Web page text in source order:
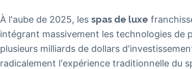
À l'aube de 2025, les spas de luxe
intégrant massivement les technologies de
plusieurs milliards de dollars
radicalement l'expérience traditionnelle du